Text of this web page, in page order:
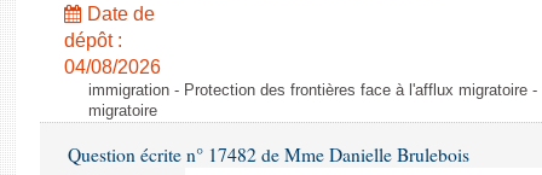
Date de
dépôt :
04/08/2026
immigration - Protection des frontières face à l'afflux migratoire
migratoire
Question écrite n° 17482 de Mme Danielle Brulebois